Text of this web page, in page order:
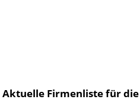
Aktuelle Firmenliste für